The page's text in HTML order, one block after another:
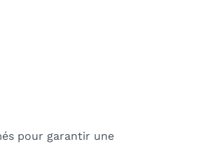
pour garantir une